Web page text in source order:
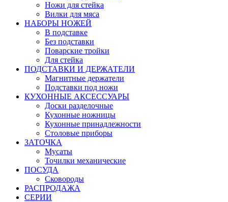
Ножи для стейка
Вилки для мяса
НАБОРЫ НОЖЕЙ
В подставке
Без подставки
Поварские тройки
Для стейка
ПОДСТАВКИ И ДЕРЖАТЕЛИ
Магнитные держатели
Подставки под ножи
КУХОННЫЕ АКСЕССУАРЫ
Доски разделочные
Кухонные ножницы
Кухонные принадлежности
Столовые приборы
ЗАТОЧКА
Мусаты
Точилки механические
ПОСУДА
Сковороды
РАСПРОДАЖА
СЕРИИ